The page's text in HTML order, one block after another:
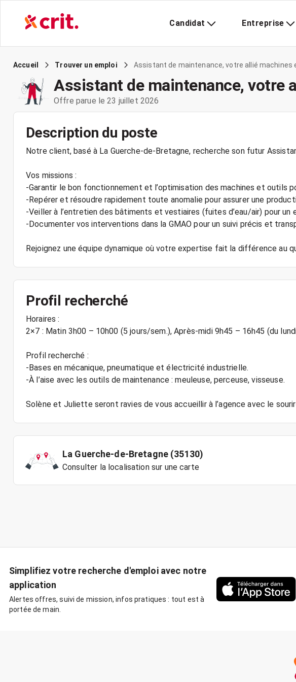
Candidat Entreprise
Accueil Trouver un emploi Assistant de maintenance, votre allié machines
Assistant de maintenance, votre
Offre parue le 23 juillet 2026
Description du poste
Notre client, basé à La Guerche-de-Bretagne, recherche son futur
Vos missions :
-Garantir le bon fonctionnement et l’optimisation des machines et outils
-Repérer et résoudre rapidement toute anomalie pour assurer une
-Veiller à l’entretien des bâtiments et vestiaires (fuites d’eau/air) pour un
-Documenter vos interventions dans la GMAO pour un suivi précis et
Rejoignez une équipe dynamique où votre expertise fait la différence au
Profil recherché
Horaires :
2×7 : Matin 3h00 – 10h00 (5 jours/sem.), Après-midi 9h45 – 16h45 (du
Profil recherché :
-Bases en mécanique, pneumatique et électricité industrielle.
-À l’aise avec les outils de maintenance : meuleuse, perceuse, visseuse.
Solène et Juliette seront ravies de vous accueillir à l’agence avec le
La Guerche-de-Bretagne (35130)
Consulter la localisation sur une carte
Simplifiez votre recherche d'emploi avec notre
application
Alertes offres, suivi de mission, infos pratiques : tout est à
portée de main.